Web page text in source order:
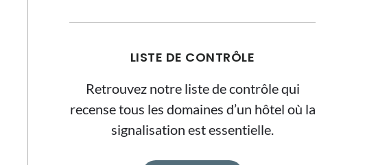
LISTE DE CONTRÔLE
Retrouvez notre liste de contrôle qui
recense tous les domaines d’un hôtel où la
signalisation est essentielle.